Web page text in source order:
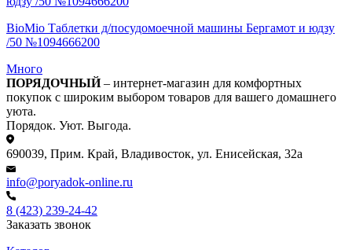
BioMio Таблетки д/посудомоечной машины Бергамот и юдзу
/50 №1094666200
Много
ПОРЯДОЧНЫЙ– интернет-магазин для комфортных
покупок с широким выбором товаров для вашего домашнего
уюта.
Порядок. Уют. Выгода.
690039, Прим. Край, Владивосток, ул. Енисейская, 32а
info@poryadok-online.ru
8 (423) 239-24-42
Заказать звонок